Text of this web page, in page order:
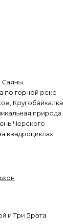
Саяны
по горной реке
Кругобайкалка
природа
Черского
квадроциклах
и Три Брата